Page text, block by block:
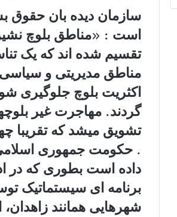
است : «مناطق بلوچ
تقسیم شده اند که یک
مناطق مدیریتی و
اکثریت بلوچ جلوگیری
گردند. مھاجرت غیر
تشویق میشد که تقریبا
. حکومت جمھوری
برنامه ای سیستماتیک
شھرھایی ھمانند